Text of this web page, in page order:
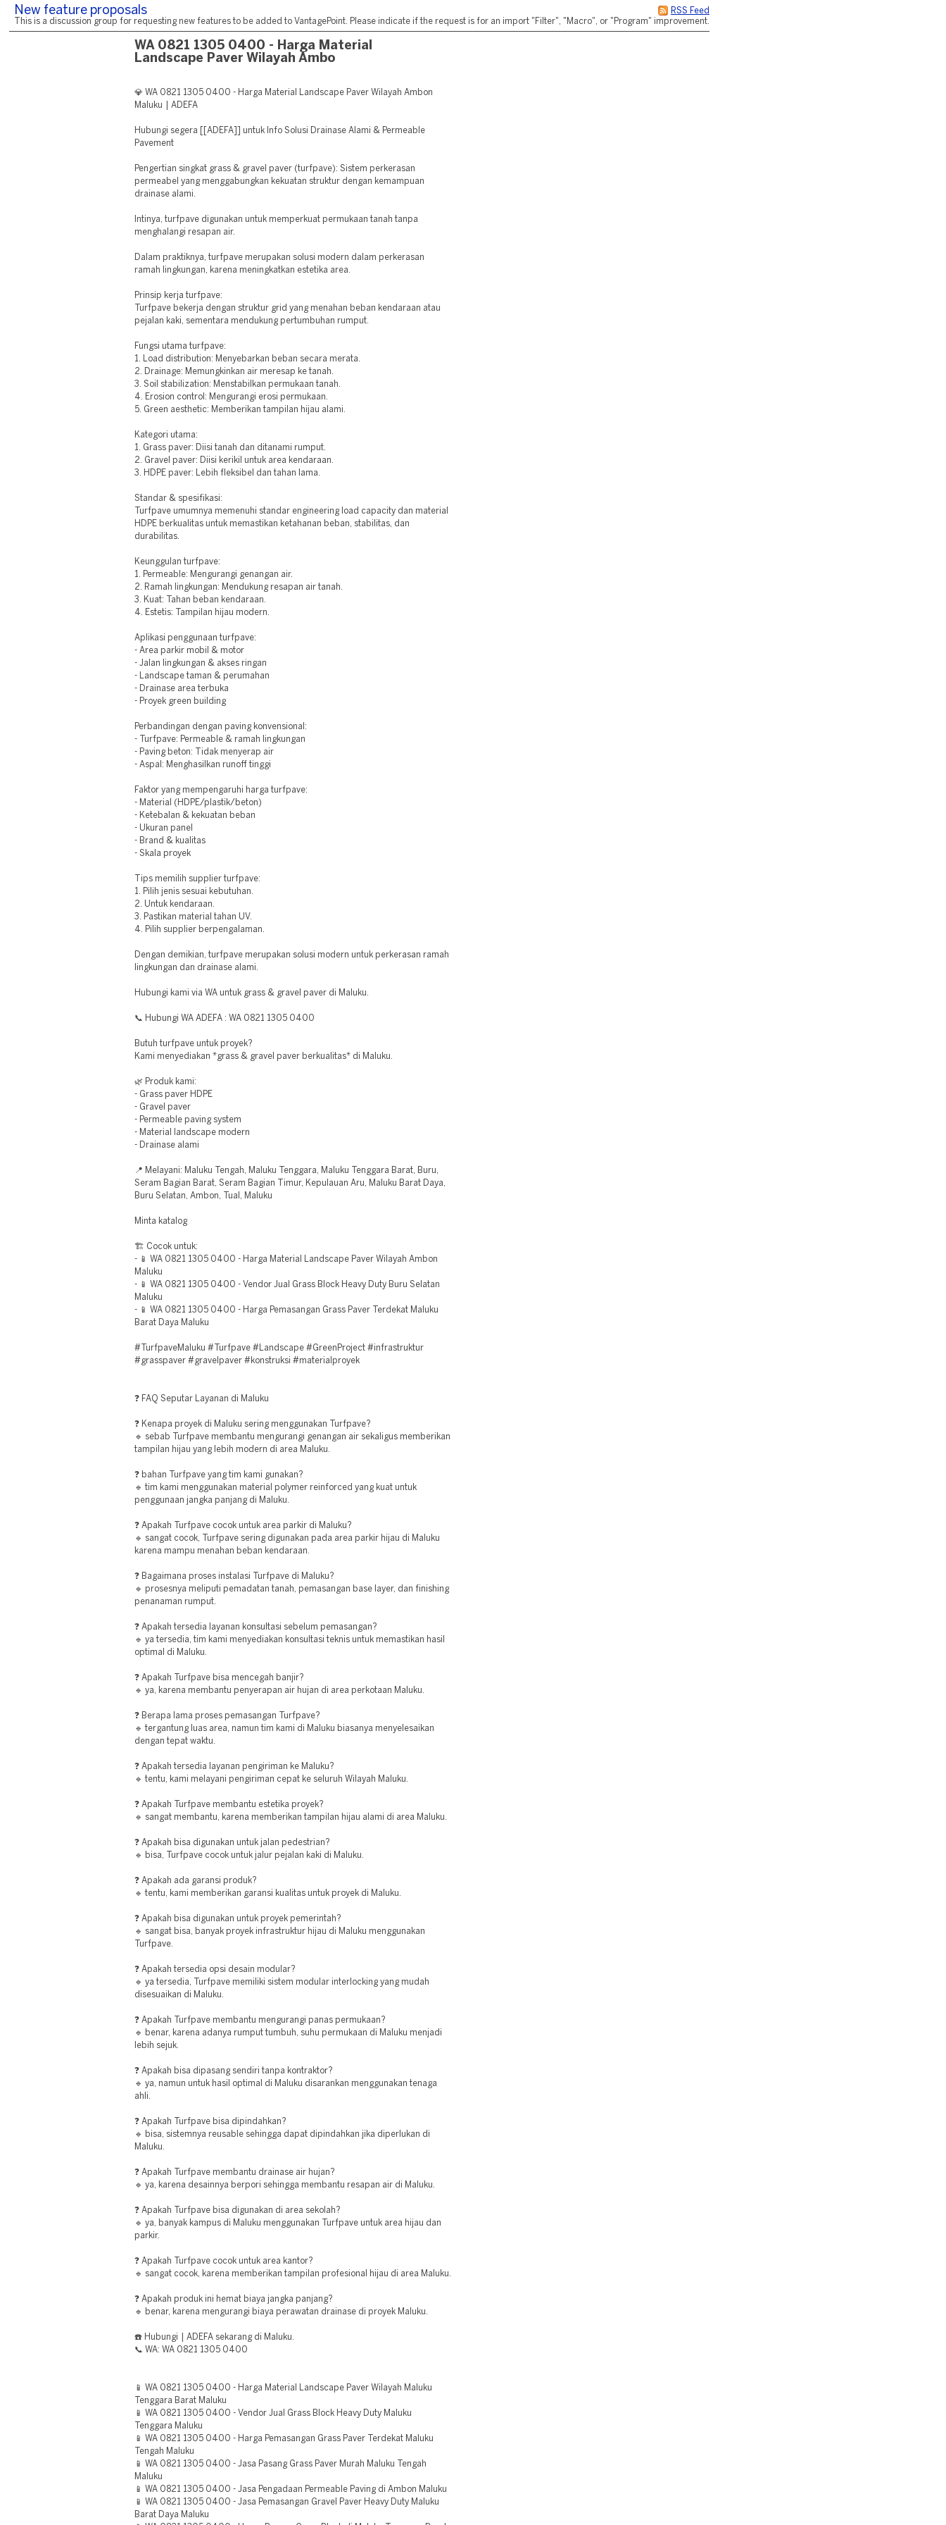
RSS Feed
New feature proposals
This is a discussion group for requesting new features to be added to VantagePoint. Please indicate if the request is for an import "Filter", "Macro", or "Program" improvement.
WA 0821 1305 0400 - Harga Material
Landscape Paver Wilayah Ambo
💎 WA 0821 1305 0400 - Harga Material Landscape Paver Wilayah Ambon
Maluku | ADEFA
Hubungi segera [[ADEFA]] untuk Info Solusi Drainase Alami & Permeable
Pavement
Pengertian singkat grass & gravel paver (turfpave): Sistem perkerasan
permeabel yang menggabungkan kekuatan struktur dengan kemampuan
drainase alami.
Intinya, turfpave digunakan untuk memperkuat permukaan tanah tanpa
menghalangi resapan air.
Dalam praktiknya, turfpave merupakan solusi modern dalam perkerasan
ramah lingkungan, karena meningkatkan estetika area.
Prinsip kerja turfpave:
Turfpave bekerja dengan struktur grid yang menahan beban kendaraan atau
pejalan kaki, sementara mendukung pertumbuhan rumput.
Fungsi utama turfpave:
1. Load distribution: Menyebarkan beban secara merata.
2. Drainage: Memungkinkan air meresap ke tanah.
3. Soil stabilization: Menstabilkan permukaan tanah.
4. Erosion control: Mengurangi erosi permukaan.
5. Green aesthetic: Memberikan tampilan hijau alami.
Kategori utama:
1. Grass paver: Diisi tanah dan ditanami rumput.
2. Gravel paver: Diisi kerikil untuk area kendaraan.
3. HDPE paver: Lebih fleksibel dan tahan lama.
Standar & spesifikasi:
Turfpave umumnya memenuhi standar engineering load capacity dan material
HDPE berkualitas untuk memastikan ketahanan beban, stabilitas, dan
durabilitas.
Keunggulan turfpave:
1. Permeable: Mengurangi genangan air.
2. Ramah lingkungan: Mendukung resapan air tanah.
3. Kuat: Tahan beban kendaraan.
4. Estetis: Tampilan hijau modern.
Aplikasi penggunaan turfpave:
- Area parkir mobil & motor
- Jalan lingkungan & akses ringan
- Landscape taman & perumahan
- Drainase area terbuka
- Proyek green building
Perbandingan dengan paving konvensional:
- Turfpave: Permeable & ramah lingkungan
- Paving beton: Tidak menyerap air
- Aspal: Menghasilkan runoff tinggi
Faktor yang mempengaruhi harga turfpave:
- Material (HDPE/plastik/beton)
- Ketebalan & kekuatan beban
- Ukuran panel
- Brand & kualitas
- Skala proyek
Tips memilih supplier turfpave:
1. Pilih jenis sesuai kebutuhan.
2. Untuk kendaraan.
3. Pastikan material tahan UV.
4. Pilih supplier berpengalaman.
Dengan demikian, turfpave merupakan solusi modern untuk perkerasan ramah
lingkungan dan drainase alami.
Hubungi kami via WA untuk grass & gravel paver di Maluku.
📞 Hubungi WA ADEFA : WA 0821 1305 0400
Butuh turfpave untuk proyek?
Kami menyediakan *grass & gravel paver berkualitas* di Maluku.
🌿 Produk kami:
- Grass paver HDPE
- Gravel paver
- Permeable paving system
- Material landscape modern
- Drainase alami
📍 Melayani: Maluku Tengah, Maluku Tenggara, Maluku Tenggara Barat, Buru,
Seram Bagian Barat, Seram Bagian Timur, Kepulauan Aru, Maluku Barat Daya,
Buru Selatan, Ambon, Tual, Maluku
Minta katalog
🏗️ Cocok untuk:
- 📱 WA 0821 1305 0400 - Harga Material Landscape Paver Wilayah Ambon
Maluku
- 📱 WA 0821 1305 0400 - Vendor Jual Grass Block Heavy Duty Buru Selatan
Maluku
- 📱 WA 0821 1305 0400 - Harga Pemasangan Grass Paver Terdekat Maluku
Barat Daya Maluku
#TurfpaveMaluku #Turfpave #Landscape #GreenProject #infrastruktur
#grasspaver #gravelpaver #konstruksi #materialproyek
❓ FAQ Seputar Layanan di Maluku
❓ Kenapa proyek di Maluku sering menggunakan Turfpave?
🔹 sebab Turfpave membantu mengurangi genangan air sekaligus memberikan
tampilan hijau yang lebih modern di area Maluku.
❓ bahan Turfpave yang tim kami gunakan?
🔹 tim kami menggunakan material polymer reinforced yang kuat untuk
penggunaan jangka panjang di Maluku.
❓ Apakah Turfpave cocok untuk area parkir di Maluku?
🔹 sangat cocok, Turfpave sering digunakan pada area parkir hijau di Maluku
karena mampu menahan beban kendaraan.
❓ Bagaimana proses instalasi Turfpave di Maluku?
🔹 prosesnya meliputi pemadatan tanah, pemasangan base layer, dan finishing
penanaman rumput.
❓ Apakah tersedia layanan konsultasi sebelum pemasangan?
🔹 ya tersedia, tim kami menyediakan konsultasi teknis untuk memastikan hasil
optimal di Maluku.
❓ Apakah Turfpave bisa mencegah banjir?
🔹 ya, karena membantu penyerapan air hujan di area perkotaan Maluku.
❓ Berapa lama proses pemasangan Turfpave?
🔹 tergantung luas area, namun tim kami di Maluku biasanya menyelesaikan
dengan tepat waktu.
❓ Apakah tersedia layanan pengiriman ke Maluku?
🔹 tentu, kami melayani pengiriman cepat ke seluruh Wilayah Maluku.
❓ Apakah Turfpave membantu estetika proyek?
🔹 sangat membantu, karena memberikan tampilan hijau alami di area Maluku.
❓ Apakah bisa digunakan untuk jalan pedestrian?
🔹 bisa, Turfpave cocok untuk jalur pejalan kaki di Maluku.
❓ Apakah ada garansi produk?
🔹 tentu, kami memberikan garansi kualitas untuk proyek di Maluku.
❓ Apakah bisa digunakan untuk proyek pemerintah?
🔹 sangat bisa, banyak proyek infrastruktur hijau di Maluku menggunakan
Turfpave.
❓ Apakah tersedia opsi desain modular?
🔹 ya tersedia, Turfpave memiliki sistem modular interlocking yang mudah
disesuaikan di Maluku.
❓ Apakah Turfpave membantu mengurangi panas permukaan?
🔹 benar, karena adanya rumput tumbuh, suhu permukaan di Maluku menjadi
lebih sejuk.
❓ Apakah bisa dipasang sendiri tanpa kontraktor?
🔹 ya, namun untuk hasil optimal di Maluku disarankan menggunakan tenaga
ahli.
❓ Apakah Turfpave bisa dipindahkan?
🔹 bisa, sistemnya reusable sehingga dapat dipindahkan jika diperlukan di
Maluku.
❓ Apakah Turfpave membantu drainase air hujan?
🔹 ya, karena desainnya berpori sehingga membantu resapan air di Maluku.
❓ Apakah Turfpave bisa digunakan di area sekolah?
🔹 ya, banyak kampus di Maluku menggunakan Turfpave untuk area hijau dan
parkir.
❓ Apakah Turfpave cocok untuk area kantor?
🔹 sangat cocok, karena memberikan tampilan profesional hijau di area Maluku.
❓ Apakah produk ini hemat biaya jangka panjang?
🔹 benar, karena mengurangi biaya perawatan drainase di proyek Maluku.
☎️ Hubungi | ADEFA sekarang di Maluku.
📞 WA: WA 0821 1305 0400
📱 WA 0821 1305 0400 - Harga Material Landscape Paver Wilayah Maluku
Tenggara Barat Maluku
📱 WA 0821 1305 0400 - Vendor Jual Grass Block Heavy Duty Maluku
Tenggara Maluku
📱 WA 0821 1305 0400 - Harga Pemasangan Grass Paver Terdekat Maluku
Tengah Maluku
📱 WA 0821 1305 0400 - Jasa Pasang Grass Paver Murah Maluku Tengah
Maluku
📱 WA 0821 1305 0400 - Jasa Pengadaan Permeable Paving di Ambon Maluku
📱 WA 0821 1305 0400 - Jasa Pemasangan Gravel Paver Heavy Duty Maluku
Barat Daya Maluku